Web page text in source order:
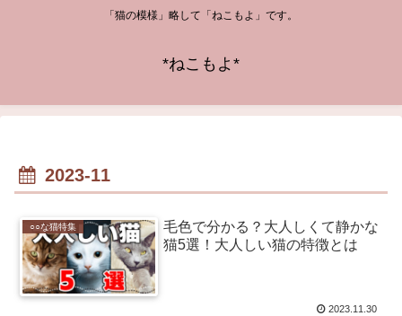
「猫の模様」略して「ねこもよ」です。
*ねこもよ*
2023-11
○○な猫特集
毛色で分かる？大人しくて静かな
猫5選！大人しい猫の特徴とは
2023.11.30